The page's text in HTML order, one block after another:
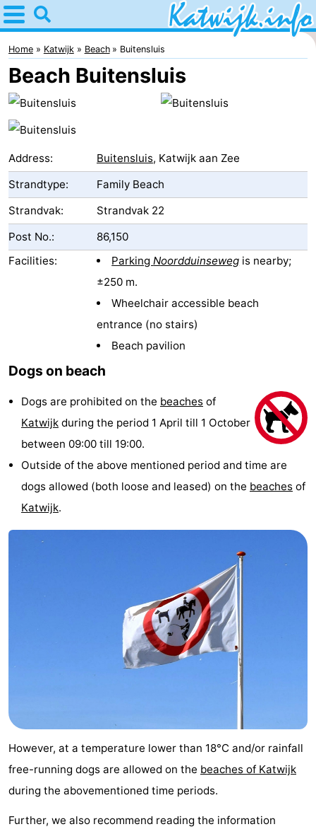
Home
Katwijk
Tips
For
the
night
Apartments
Campsites
Cottages
Lastminutes
Beach
See
&
-
Museums
playgrounds
Experiences
Wellness
centers
Villages
Home Katwijk Beach Buitensluis
Beach Buitensluis
Address: Buitensluis, Katwijk aan Zee
Strandtype:
Family Beach
Strandvak:
Strandvak 22
Post No.:
86,150
Facilities:
ParkingNoordduinseweg is nearby;
±250 m.
Wheelchair accessible beach
entrance (no stairs)
Beach pavilion
Dogs on beach
Dogs are prohibited on the beaches of
Katwijk during the period 1 April till 1 October
between 09:00 till 19:00.
Outside of the above mentioned period and time are
dogs allowed (both loose and leased) on the beaches of
Katwijk.
However, at a temperature lower than 18°C and/or rainfall
free-running dogs are allowed on the beaches of Katwijk
during the abovementioned time periods.
Further, we also recommend reading the information